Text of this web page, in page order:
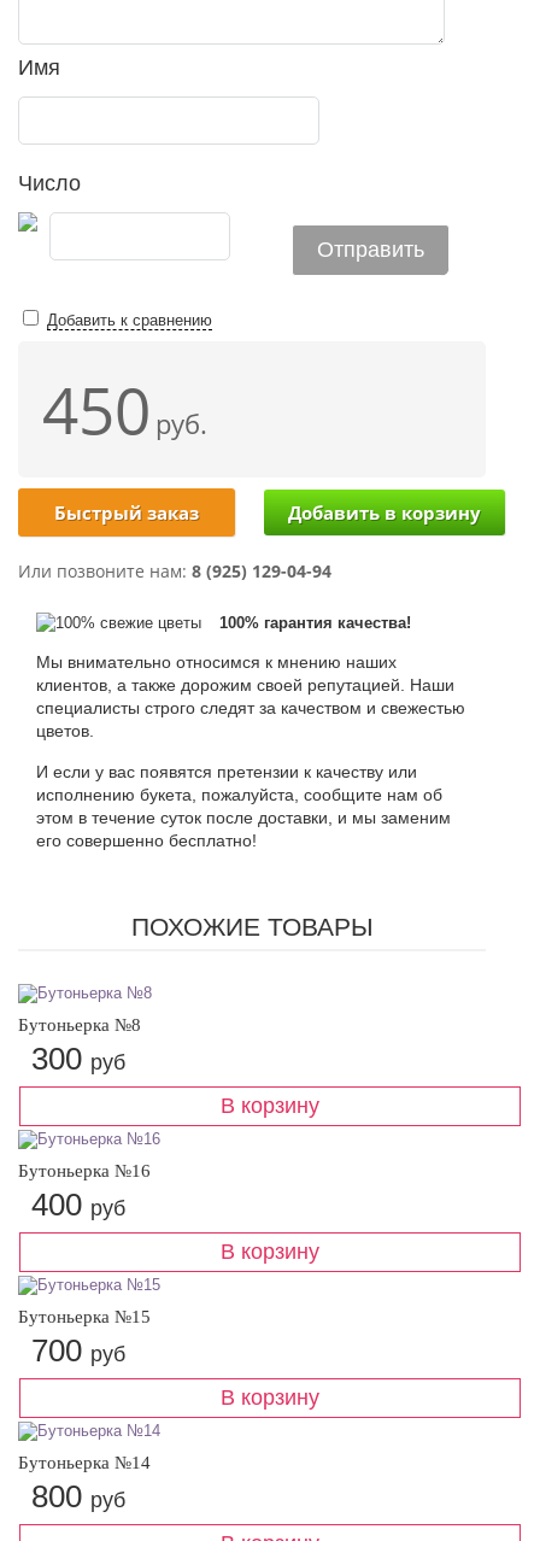
Имя
Число
Добавить к сравнению
450 руб.
Быстрый заказ
Или позвоните нам: 8 (925) 129-04-94
100% гарантия качества!
Мы внимательно относимся к мнению наших
клиентов, а также дорожим своей репутацией. Наши
специалисты строго следят за качеством и свежестью
цветов.
И если у вас появятся претензии к качеству или
исполнению букета, пожалуйста, сообщите нам об
этом в течение суток после доставки, и мы заменим
его совершенно бесплатно!
ПОХОЖИЕ ТОВАРЫ
Бутоньерка №8
300 руб
Бутоньерка №16
400 руб
Бутоньерка №15
700 руб
Бутоньерка №14
800 руб